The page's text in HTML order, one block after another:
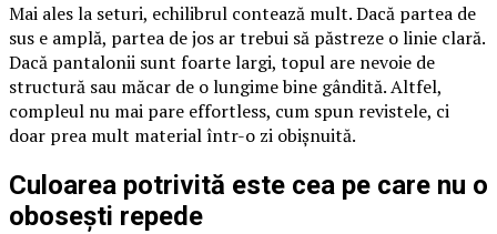
Mai ales la seturi, echilibrul contează mult. Dacă partea de
sus e amplă, partea de jos ar trebui să păstreze o linie clară.
Dacă pantalonii sunt foarte largi, topul are nevoie de
structură sau măcar de o lungime bine gândită. Altfel,
compleul nu mai pare effortless, cum spun revistele, ci
doar prea mult material într-o zi obișnuită.
Culoarea potrivită este cea pe care nu o
obosești repede